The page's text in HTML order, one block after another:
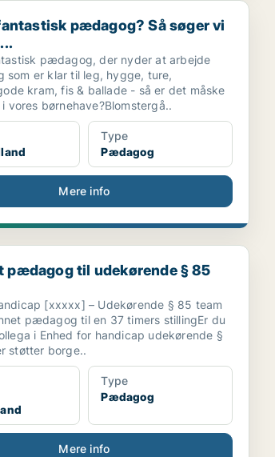
pædagog? Så søger vi lige præc...
pædagog? Så søger vi
pædagog, der nyder at arbejde
som er klar til leg, hygge, ture,
kram, fis & ballade - så er det måske
vores børnehave?Blomstergå..
Type
Pædagog
Mere info
til udekørende § 85 team
pædagog til udekørende § 85
[xxxxx] – Udekørende § 85 team
pædagog til en 37 timers stillingEr du
i Enhed for handicap udekørende §
støtter borge..
Type
Pædagog
Mere info